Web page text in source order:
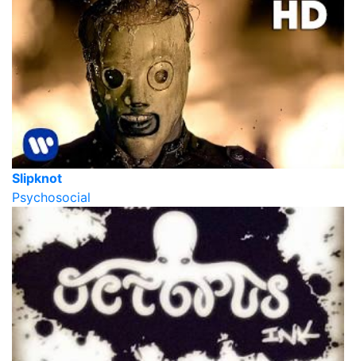
Slipknot
Psychosocial